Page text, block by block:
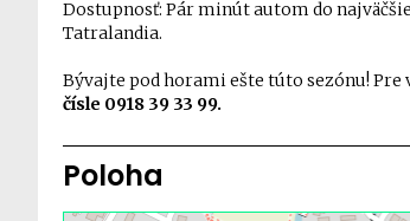
Dostupnosť: Pár minút autom do
Tatralandia.
Bývajte pod horami ešte túto sezónu!
čísle 0918 39 33 99.
Poloha